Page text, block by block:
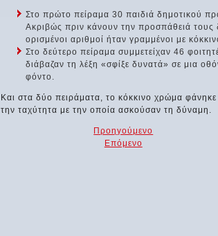
Στο πρώτο πείραμα 30 παιδιά δημοτικού
Ακριβώς πριν κάνουν την προσπάθειά τους
ορισμένοι αριθμοί ήταν γραμμένοι με
Στο δεύτερο πείραμα συμμετείχαν 46
διάβαζαν τη λέξη «σφίξε δυνατά» σε μια
φόντο.
Και στα δύο πειράματα, το κόκκινο χρώμα
την ταχύτητα με την οποία ασκούσαν τη δύναμη.
Προηγούμενο
Επόμενο